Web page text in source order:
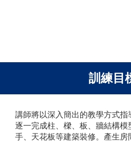
訓練目
講師將以深入簡出的教學方式
逐一完成柱、樑、板、牆結構模
手、天花板等建築裝修。產生房